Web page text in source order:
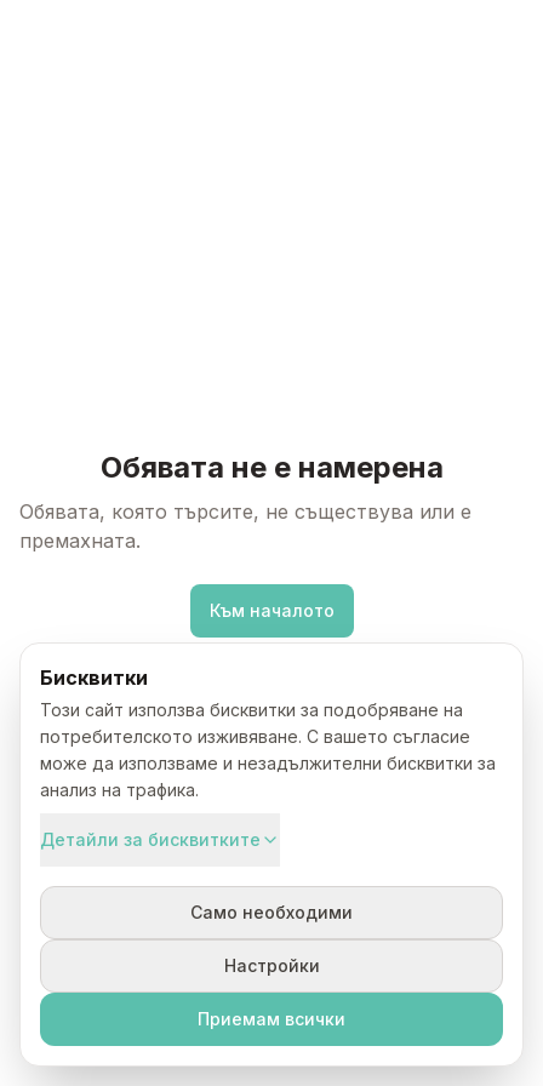
Обявата не е намерена
Обявата, която търсите, не съществува или е
премахната.
Към началото
Бисквитки
Този сайт използва бисквитки за подобряване на
потребителското изживяване. С вашето съгласие
може да използваме и незадължителни бисквитки за
анализ на трафика.
Детайли за бисквитките
Само необходими
Настройки
Приемам всички